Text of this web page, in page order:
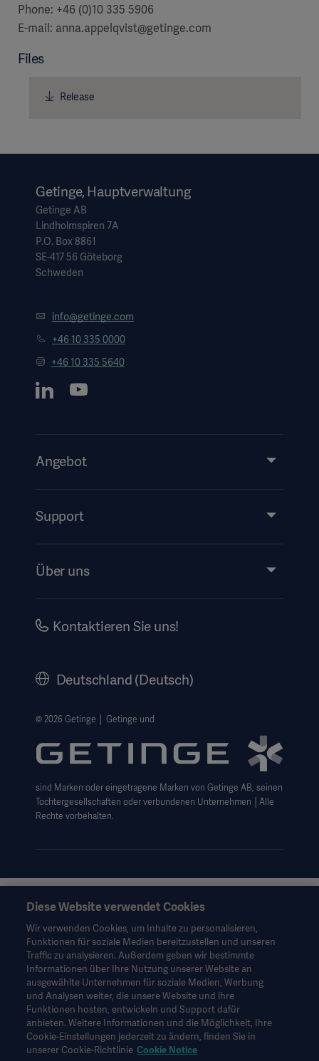
Phone: +46 (0)10 335 5906
E-mail: anna.appelqvist@getinge.com
Files
Release
Getinge, Hauptverwaltung
Getinge AB
Lindholmspiren 7A
P.O. Box 8861
SE-417 56 Göteborg
Schweden
info@getinge.com
+46 10 335 0000
+46 10 335 5640
Angebot
Services
Support
Über uns
Investors
Rechtlicher Hinweis
Getinge Datenschutzbereich
Haftungsausschluss Website-Nutzung
Cookie-Hinweis
AGB
Kontaktieren Sie uns!
Deutschland (Deutsch)
© 2026 Getinge │ Getinge und
sind Marken oder eingetragene Marken von Getinge AB, seinen
Tochtergesellschaften oder verbundenen Unternehmen │Alle
Rechte vorbehalten.
Diese Informationen richten sich ausschließlich an
dienen nur zu Informationszwecken, erheben keinen Anspruch
auf Vollständigkeit und sollten daher nicht als Ersatz für die
Gebrauchsanweisung, das Servicehandbuch oder
medizinischen Rat herangezogen werden. Getinge trägt keine
Verantwortung oder Haftung für Handlungen oder
Unterlassungen einer Partei, die auf diesem Material basiert und
Risiken trägt ausschließlich der Benutzer.
Möglicherweise sind die genannten Therapien, Lösungen oder
Produkte in Ihrem Land nicht verfügbar oder erlaubt. Ohne
Diese Website verwendet Cookies
Wir verwenden Cookies, um Inhalte zu personalisieren,
Funktionen für soziale Medien bereitzustellen und unseren
Traffic zu analysieren. Außerdem geben wir bestimmte
Informationen über Ihre Nutzung unserer Website an
ausgewählte Unternehmen für soziale Medien, Werbung
und Analysen weiter, die unsere Website und ihre
Funktionen hosten, entwickeln und Support dafür
anbieten. Weitere Informationen und die Möglichkeit, Ihre
Cookie-Einstellungen jederzeit zu ändern, finden Sie in
unserer Cookie-Richtlinie Cookie Notice